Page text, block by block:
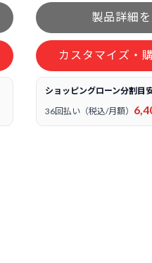
カスタマイズ・
ショッピングローン分割目
36回払い（税込/月額）